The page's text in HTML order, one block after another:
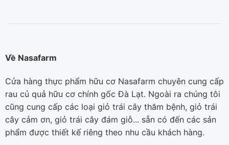
Về Nasafarm
Cửa hàng thực phẩm hữu cơ Nasafarm chuyên cung cấp
rau củ quả hữu cơ chính gốc Đà Lạt. Ngoài ra chúng tôi
cũng cung cấp các loại giỏ trái cây thăm bệnh, giỏ trái
cây cảm ơn, giỏ trái cây đám giỗ... sẵn có đến các sản
phẩm được thiết kế riêng theo nhu cầu khách hàng.